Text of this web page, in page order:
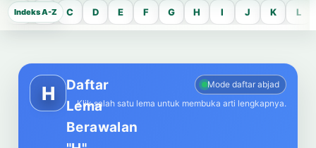
KBJI WORKSPACE
KBJI
Temukan lema Jawa dan maknanya dalam bahasa Indonesia saat
mengelola data Kamus Bahasa Jawa-Indonesia.
Masukkan kata Jawa
A B C D E F G H I J K L
H
Daftar
Lema
Berawalan
Mode daftar abjad
Klik salah satu lema untuk membuka arti lengkapnya.